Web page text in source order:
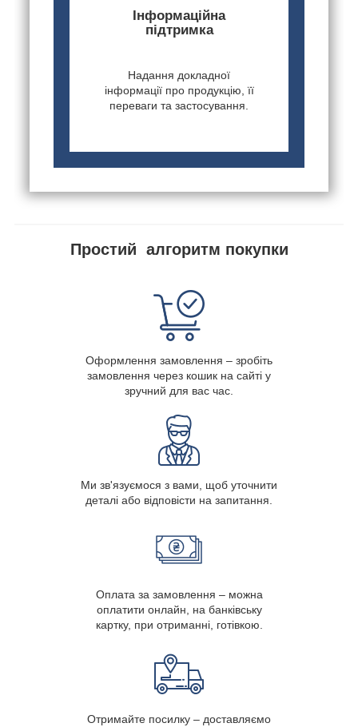
Інформаційна
підтримка
Надання докладної
інформації про продукцію, її
переваги та застосування.
Простий алгоритм покупки
Оформлення замовлення – зробіть
замовлення через кошик на сайті у
зручний для вас час.
Ми зв'язуємося з вами, щоб уточнити
деталі або відповісти на запитання.
Оплата за замовлення – можна
оплатити онлайн, на банківську
картку, при отриманні, готівкою.
Отримайте посилку – доставляємо